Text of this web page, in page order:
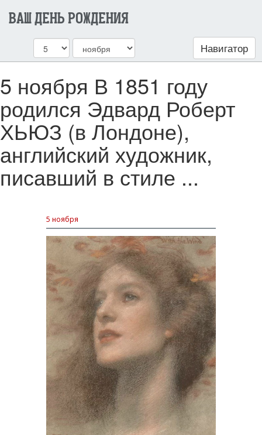
ВАШ ДЕНЬ РОЖДЕНИЯ
Навигатор
5 ноября В 1851 году
родился Эдвард Роберт
ХЬЮЗ (в Лондоне),
английский художник,
писавший в стиле ...
5 ноября